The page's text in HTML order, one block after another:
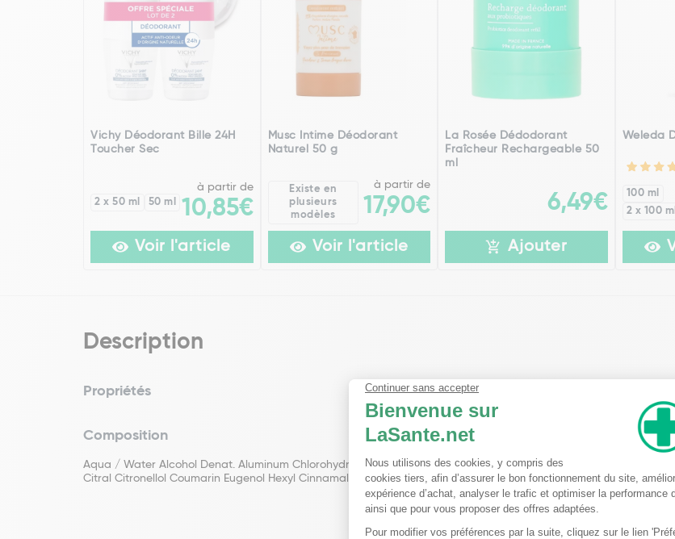
Vichy Déodorant Bille 24H
Toucher Sec
2 x 50 ml 50 ml
à partir de
10,85€
Voir l'article
Musc Intime Déodorant
Naturel 50 g
Existe en
plusieurs
modèles
à partir de
17,90€
Voir l'article
La Rosée Dédodorant
Fraîcheur Rechargeable 50
ml
6,49€
Ajouter
Weleda
100 ml
2 x 100 ml
Description
Propriétés
Composition
Aqua / Water Alcohol Denat. Aluminum Chlorohydrate Parfum / Fragrance Hydroxyethylcellulose Peg-40
Citral Citronellol Coumarin Eugenol Hexyl Cinnamal Limonene Linalool.